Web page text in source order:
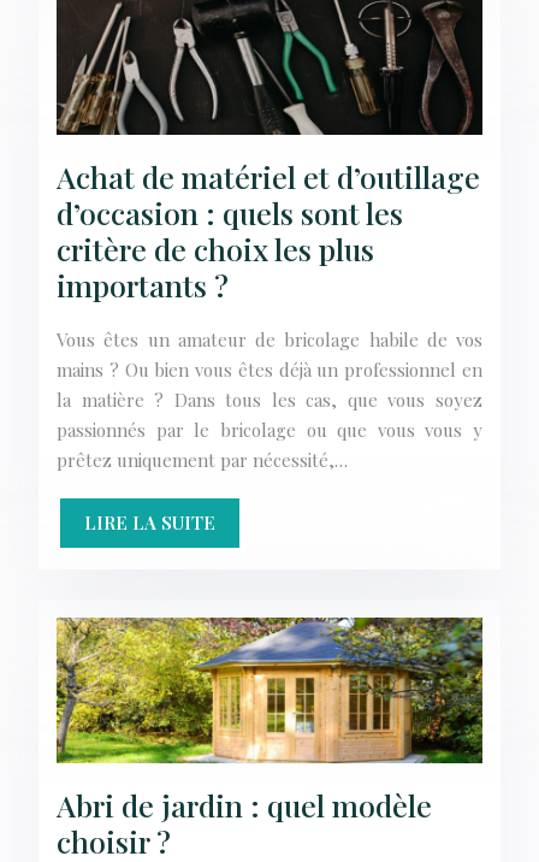
Achat de matériel et d’outillage
d’occasion : quels sont les
critère de choix les plus
importants ?
Vous êtes un amateur de bricolage habile de vos
mains ? Ou bien vous êtes déjà un professionnel en
la matière ? Dans tous les cas, que vous soyez
passionnés par le bricolage ou que vous vous y
prêtez uniquement par nécessité,…
LIRE LA SUITE
Abri de jardin : quel modèle
choisir ?